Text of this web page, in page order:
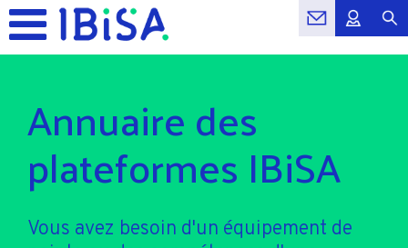
Annuaire des
plateformes IBiSA
Vous avez besoin d'un équipement de